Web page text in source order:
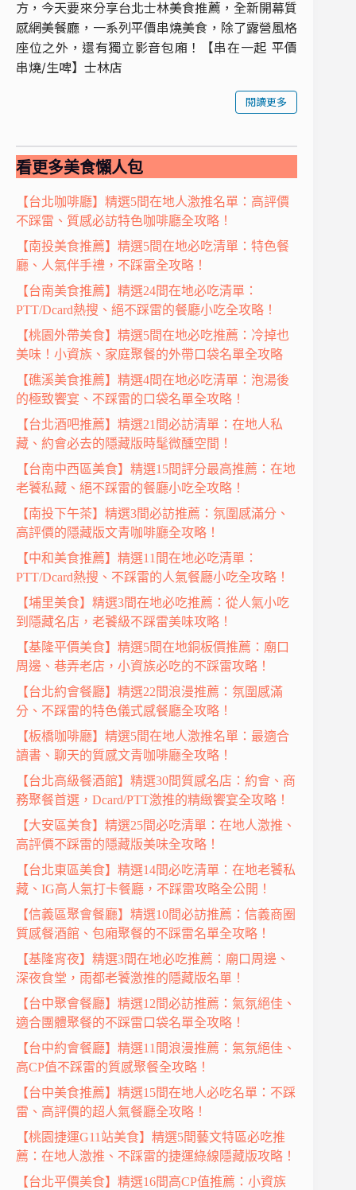
方，今天要來分享台北士林美食推薦，全新開幕質
感網美餐廳，一系列平價串燒美食，除了露營風格
座位之外，還有獨立影音包廂！【串在一起 平價
串燒/生啤】士林店
閱讀更多
看更多美食懶人包
【台北咖啡廳】精選5間在地人激推名單：高評價
不踩雷、質感必訪特色咖啡廳全攻略！
【南投美食推薦】精選5間在地必吃清單：特色餐
廳、人氣伴手禮，不踩雷全攻略！
【台南美食推薦】精選24間在地必吃清單：
PTT/Dcard熱搜、絕不踩雷的餐廳小吃全攻略！
【桃園外帶美食】精選5間在地必吃推薦：冷掉也
美味！小資族、家庭聚餐的外帶口袋名單全攻略
【礁溪美食推薦】精選4間在地必吃清單：泡湯後
的極致饗宴、不踩雷的口袋名單全攻略！
【台北酒吧推薦】精選21間必訪清單：在地人私
藏、約會必去的隱藏版時髦微醺空間！
【台南中西區美食】精選15間評分最高推薦：在地
老饕私藏、絕不踩雷的餐廳小吃全攻略！
【南投下午茶】精選3間必訪推薦：氛圍感滿分、
高評價的隱藏版文青咖啡廳全攻略！
【中和美食推薦】精選11間在地必吃清單：
PTT/Dcard熱搜、不踩雷的人氣餐廳小吃全攻略！
【埔里美食】精選3間在地必吃推薦：從人氣小吃
到隱藏名店，老饕級不踩雷美味攻略！
【基隆平價美食】精選5間在地銅板價推薦：廟口
周邊、巷弄老店，小資族必吃的不踩雷攻略！
【台北約會餐廳】精選22間浪漫推薦：氛圍感滿
分、不踩雷的特色儀式感餐廳全攻略！
【板橋咖啡廳】精選5間在地人激推名單：最適合
讀書、聊天的質感文青咖啡廳全攻略！
【台北高級餐酒館】精選30間質感名店：約會、商
務聚餐首選，Dcard/PTT激推的精緻饗宴全攻略！
【大安區美食】精選25間必吃清單：在地人激推、
高評價不踩雷的隱藏版美味全攻略！
【台北東區美食】精選14間必吃清單：在地老饕私
藏、IG高人氣打卡餐廳，不踩雷攻略全公開！
【信義區聚會餐廳】精選10間必訪推薦：信義商圈
質感餐酒館、包廂聚餐的不踩雷名單全攻略！
【基隆宵夜】精選3間在地必吃推薦：廟口周邊、
深夜食堂，雨都老饕激推的隱藏版名單！
【台中聚會餐廳】精選12間必訪推薦：氣氛絕佳、
適合團體聚餐的不踩雷口袋名單全攻略！
【台中約會餐廳】精選11間浪漫推薦：氣氛絕佳、
高CP值不踩雷的質感聚餐全攻略！
【台中美食推薦】精選15間在地人必吃名單：不踩
雷、高評價的超人氣餐廳全攻略！
【桃園捷運G11站美食】精選5間藝文特區必吃推
薦：在地人激推、不踩雷的捷運綠線隱藏版攻略！
【台北平價美食】精選16間高CP值推薦：小資族